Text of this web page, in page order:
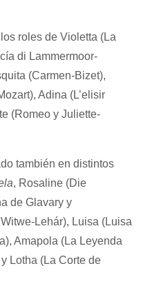
los roles de Violetta (La
di Lammermoor-
(Carmen-Bizet),
Adina (L’elisir
(Romeo y Juliette-
también en distintos
, Rosaline (Die
de Glavary y
Lehár), Luisa (Luisa
Amapola (La Leyenda
Lotha (La Corte de